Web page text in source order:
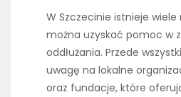
W Szczecinie istnieje wiele
można uzyskać pomoc w
oddłużania. Przede
uwagę na lokalne
oraz fundacje, które